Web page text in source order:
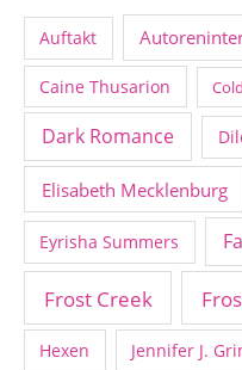
Auftakt
Caine Thusarion
Dark Romance
Elisabeth Mecklenburg
Eyrisha Summers
Frost Creek
Hexen Jennifer J.